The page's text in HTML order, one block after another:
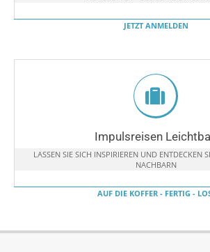
JETZT ANMELDEN
Impulsreisen
LASSEN SIE SICH INSPIRIEREN UND ENTDECKEN
NACHBARN
AUF DIE KOFFER - FERTIG -